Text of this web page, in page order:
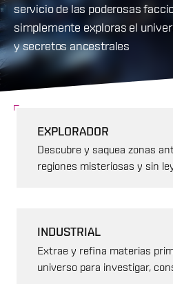
servicio de las poderosas
simplemente exploras el
y secretos ancestrales
EXPLORADOR
Descubre y saquea zonas
regiones misteriosas y sin
INDUSTRIAL
Extrae y refina materias
universo para investigar,